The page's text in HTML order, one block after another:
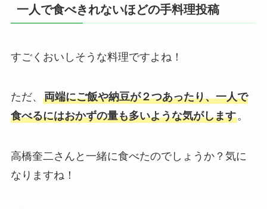
一人で食べきれないほどの手料理投稿
すごくおいしそうな料理ですよね！
ただ、 両端にご飯や納豆が２つあったり、一人で
食べるにはおかずの量も多いような気がします。
高橋奎二さんと一緒に食べたのでしょうか？気に
なりますね！